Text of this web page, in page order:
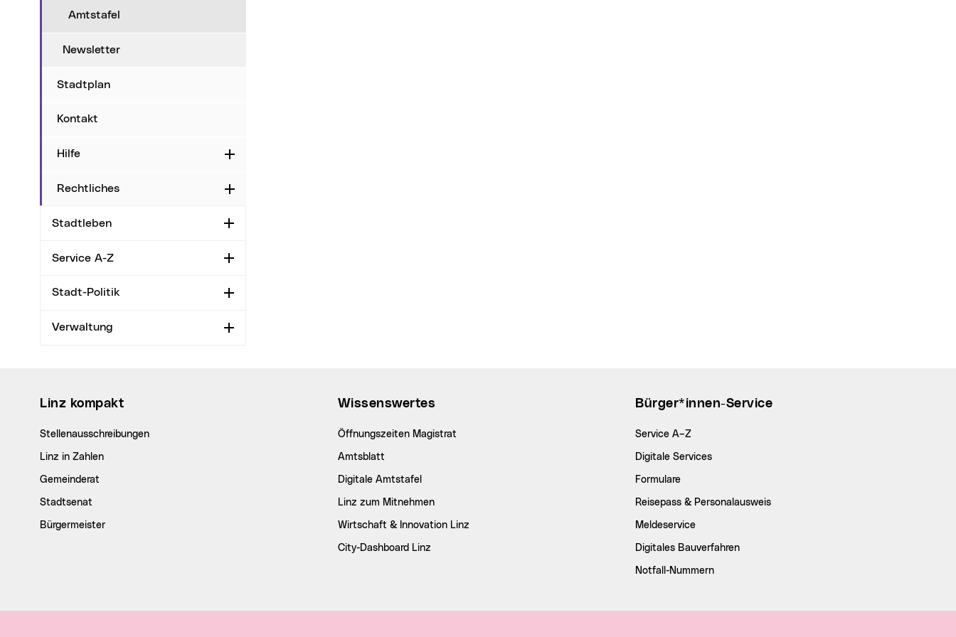
Amtstafel
Newsletter
Stadtplan
Kontakt
Hilfe Aufklappen
Rechtliches Aufklappen
Stadtleben Aufklappen
Service A-Z Aufklappen
Stadt-Politik Aufklappen
Verwaltung Aufklappen
Linz kompakt
Stellenausschreibungen
Linz in Zahlen
Gemeinderat
Stadtsenat
Bürgermeister
Wissenswertes
Öffnungszeiten Magistrat
Amtsblatt
Digitale Amtstafel
Linz zum Mitnehmen
Wirtschaft & Innovation Linz
City-Dashboard Linz
Bürger*innen-Service
Service A–Z
Digitale Services
Formulare
Reisepass & Personalausweis
Meldeservice
Digitales Bauverfahren
Notfall-Nummern